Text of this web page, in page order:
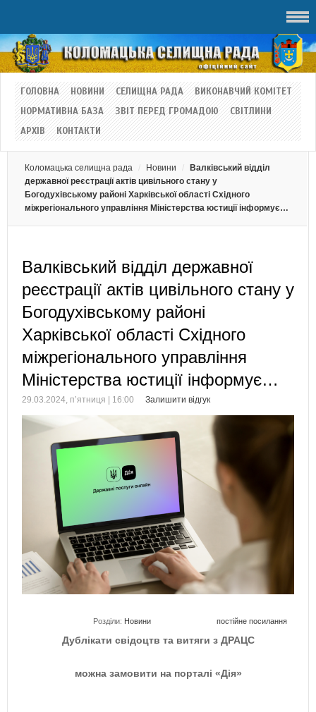
ГОЛОВНА НОВИНИ СЕЛИЩНА РАДА
ВИКОНАВЧИЙ КОМІТЕТ
НОРМАТИВНА БАЗА
ЗВІТ ПЕРЕД ГРОМАДОЮ
СВІТЛИНИ
АРХІВ
КОНТАКТИ
Коломацька селищна рада Новини
Валківський відділ
державної реєстрації актів цивільного стану у
Богодухівському районі Харківської області Східного
міжрегіонального управління Міністерства юстиції інформує…
Валківський відділ державної
реєстрації актів цивільного стану у
Богодухівському районі
Харківської області Східного
міжрегіонального управління
Міністерства юстиції інформує…
29.03.2024, п’ятниця | 16:00 Залишити відгук
Розділи: Новини постійне посилання
Дублікати свідоцтв та витяги з ДРАЦС
можна замовити на порталі «Дія»